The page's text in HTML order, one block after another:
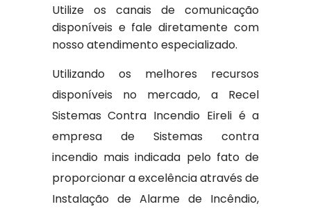
Utilize os canais de comunicação
disponíveis e fale diretamente com
nosso atendimento especializado.
Utilizando os melhores recursos
disponíveis no mercado, a Recel
Sistemas Contra Incendio Eireli é a
empresa de Sistemas contra
incendio mais indicada pelo fato de
proporcionar a excelência através de
Instalação de Alarme de Incêndio,